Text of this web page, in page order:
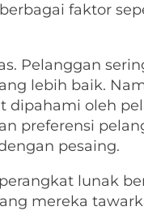
faktor
Pelanggan
lebih baik.
oleh
preferensi
pesaing.
lunak
mereka